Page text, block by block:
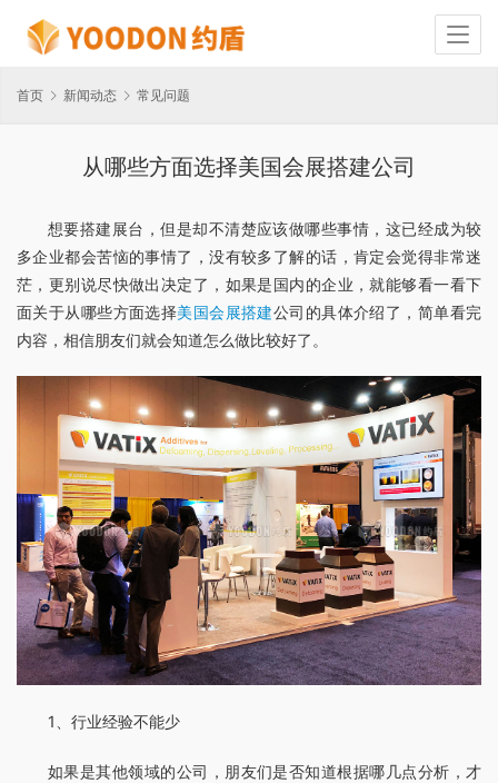
首页 新闻动态 常见问题
从哪些方面选择美国会展搭建公司
想要搭建展台，但是却不清楚应该做哪些事情，这已经成为较
多企业都会苦恼的事情了，没有较多了解的话，肯定会觉得非常迷
茫，更别说尽快做出决定了，如果是国内的企业，就能够看一看下
面关于从哪些方面选择美国会展搭建公司的具体介绍了，简单看完
内容，相信朋友们就会知道怎么做比较好了。
1、行业经验不能少
如果是其他领域的公司，朋友们是否知道根据哪几点分析，才